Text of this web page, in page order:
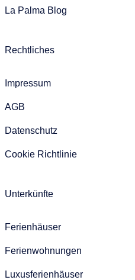
La Palma Blog
Rechtliches
Impressum
AGB
Datenschutz
Cookie Richtlinie
Unterkünfte
Ferienhäuser
Ferienwohnungen
Luxusferienhäuser